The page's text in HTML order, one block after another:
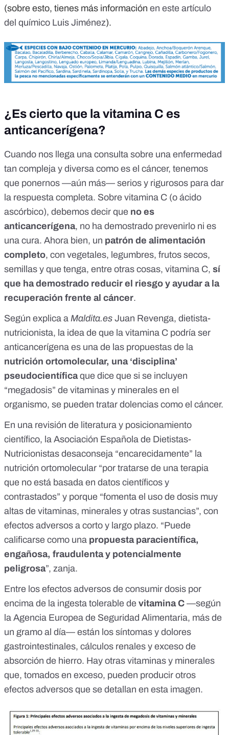
(sobre esto, tienes más información en este artículo
del químico Luis Jiménez).
¿Es cierto que la vitamina C es
anticancerígena?
Cuando nos llega una consulta sobre una enfermedad
tan compleja y diversa como es el cáncer, tenemos
que ponernos —aún más— serios y rigurosos para dar
la respuesta completa. Sobre vitamina C (o ácido
ascórbico), debemos decir que no es
anticancerígena, no ha demostrado prevenirlo ni es
una cura. Ahora bien, un patrón de alimentación
completo, con vegetales, legumbres, frutos secos,
semillas y que tenga, entre otras cosas, vitamina C, sí
que ha demostrado reducir el riesgo y ayudar a la
recuperación frente al cáncer.
Según explica a Maldita.es Juan Revenga, dietista-
nutricionista, la idea de que la vitamina C podría ser
anticancerígena es una de las propuestas de la
nutrición ortomolecular, una ‘disciplina’
pseudocientíficaque dice que si se incluyen
“megadosis” de vitaminas y minerales en el
organismo, se pueden tratar dolencias como el cáncer.
En una revisión de literatura y posicionamiento
científico, la Asociación Española de Dietistas-
Nutricionistas desaconseja “encarecidamente” la
nutrición ortomolecular “por tratarse de una terapia
que no está basada en datos científicos y
contrastados” y porque “fomenta el uso de dosis muy
altas de vitaminas, minerales y otras sustancias”, con
efectos adversos a corto y largo plazo. “Puede
calificarse como una propuesta paracientífica,
engañosa, fraudulenta y potencialmente
peligrosa”, zanja.
Entre los efectos adversos de consumir dosis por
encima de la ingesta tolerable de vitamina C —según
la Agencia Europea de Seguridad Alimentaria, más de
un gramo al día— están los síntomas y dolores
gastrointestinales, cálculos renales y exceso de
absorción de hierro. Hay otras vitaminas y minerales
que, tomados en exceso, pueden producir otros
efectos adversos que se detallan en esta imagen.